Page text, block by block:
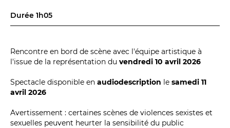
Durée 1h05
Rencontre en bord de scène avec l'équipe artistique à
l'issue de la représentation du vendredi 10 avril 2026
Spectacle disponible en audiodescription le samedi 11
avril 2026
Avertissement : certaines scènes de violences sexistes et
sexuelles peuvent heurter la sensibilité du public